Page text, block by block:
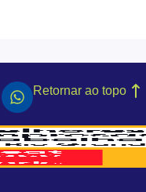
Retornar ao topo